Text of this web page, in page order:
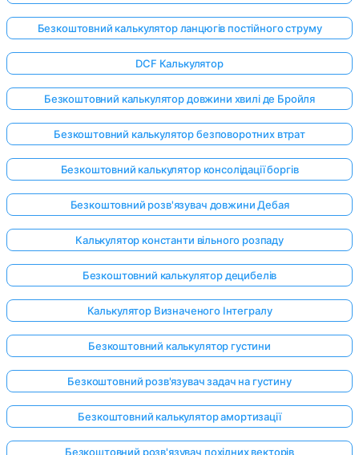
Безкоштовний калькулятор ланцюгів постійного струму
DCF Калькулятор
Безкоштовний калькулятор довжини хвилі де Бройля
Безкоштовний калькулятор безповоротних втрат
Безкоштовний калькулятор консолідації боргів
Безкоштовний розв'язувач довжини Дебая
Калькулятор константи вільного розпаду
Безкоштовний калькулятор децибелів
Калькулятор Визначеного Інтегралу
Безкоштовний калькулятор густини
Безкоштовний розв'язувач задач на густину
Безкоштовний калькулятор амортизації
Безкоштовний розв'язувач похідних векторів